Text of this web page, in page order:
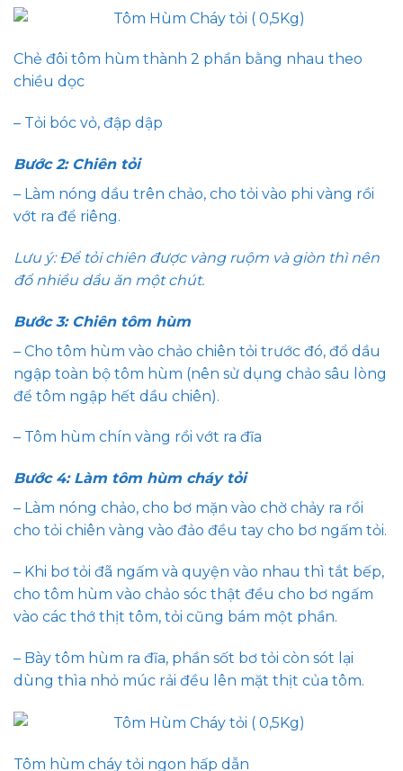
Chẻ đôi tôm hùm thành 2 phần bằng nhau theo
chiều dọc
– Tỏi bóc vỏ, đập dập
Bước 2: Chiên tỏi
– Làm nóng dầu trên chảo, cho tỏi vào phi vàng rồi
vớt ra để riêng.
Lưu ý: Để tỏi chiên được vàng ruộm và giòn thì nên
đổ nhiều dầu ăn một chút.
Bước 3: Chiên tôm hùm
– Cho tôm hùm vào chảo chiên tỏi trước đó, đổ dầu
ngập toàn bộ tôm hùm (nên sử dụng chảo sâu lòng
để tôm ngập hết dầu chiên).
– Tôm hùm chín vàng rồi vớt ra đĩa
Bước 4: Làm tôm hùm cháy tỏi
– Làm nóng chảo, cho bơ mặn vào chờ chảy ra rồi
cho tỏi chiên vàng vào đảo đều tay cho bơ ngấm tỏi.
– Khi bơ tỏi đã ngấm và quyện vào nhau thì tắt bếp,
cho tôm hùm vào chảo sóc thật đều cho bơ ngấm
vào các thớ thịt tôm, tỏi cũng bám một phần.
– Bày tôm hùm ra đĩa, phần sốt bơ tỏi còn sót lại
dùng thìa nhỏ múc rải đều lên mặt thịt của tôm.
Tôm hùm cháy tỏi ngon hấp dẫn